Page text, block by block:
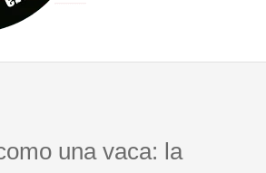
EN EXVITA INTERPRETANDO A SERRAT
una vaca: la